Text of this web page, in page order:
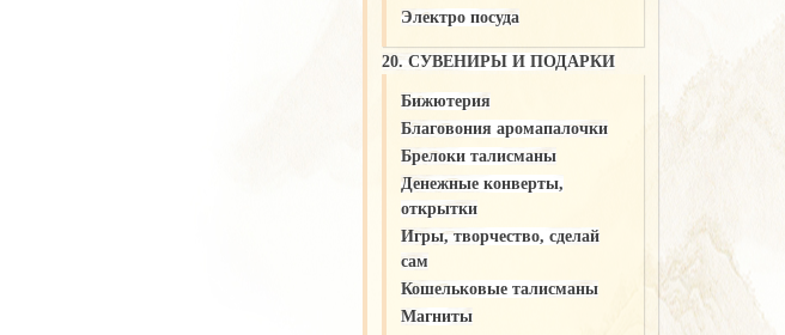
Электро посуда
20. СУВЕНИРЫ И ПОДАРКИ
Бижютерия
Благовония аромапалочки
Брелоки талисманы
Денежные конверты,
открытки
Игры, творчество, сделай
сам
Кошельковые талисманы
Магниты